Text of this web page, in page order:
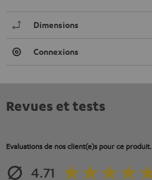
Dimensions
Connexions
Revues et tests
Evaluations de nos client(e)s pour ce produit.
4.71